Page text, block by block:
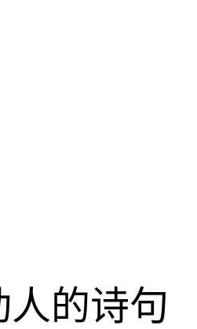
的诗句